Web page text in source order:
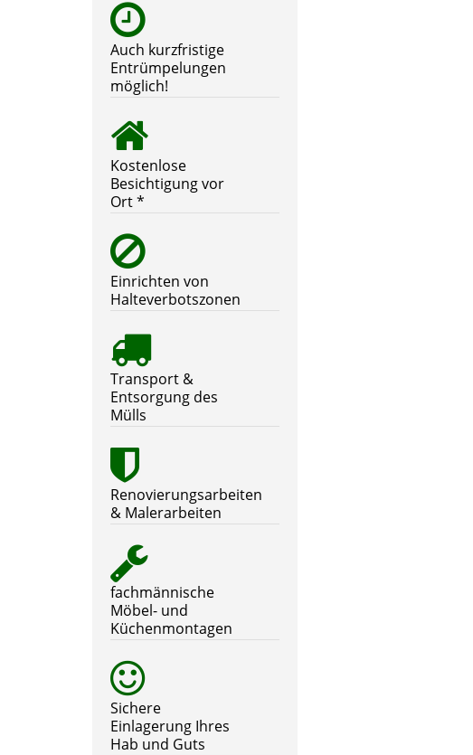
Auch kurzfristige
Entrümpelungen
möglich!
Kostenlose
Besichtigung vor
Ort *
Einrichten von
Halteverbotszonen
Transport &
Entsorgung des
Mülls
Renovierungsarbeiten
& Malerarbeiten
fachmännische
Möbel- und
Küchenmontagen
Sichere
Einlagerung Ihres
Hab und Guts